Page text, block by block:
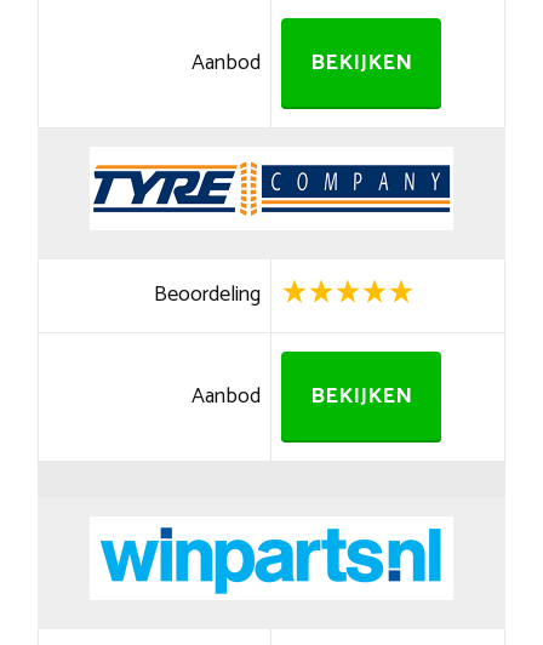
Aanbod BEKIJKEN
Beoordeling
Aanbod BEKIJKEN